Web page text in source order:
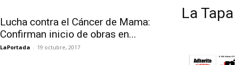
Lucha contra el Cáncer de Mama:
Confirman inicio de obras en...
LaPortada - 19 octubre, 2017
La Tapa